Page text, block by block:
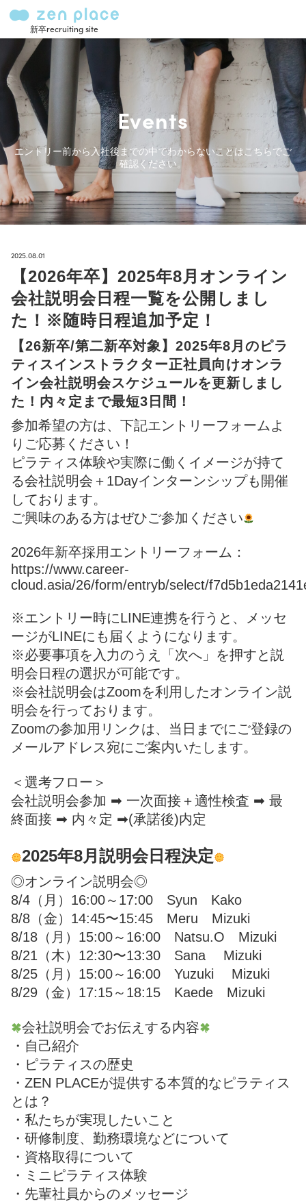
新卒recruiting site
Events
エントリー前から入社後までの中でわからないことはこちらでご
確認ください。
2025.08.01
【2026年卒】2025年8月オンライン
会社説明会日程一覧を公開しまし
た！※随時日程追加予定！
【26新卒/第二新卒対象】2025年8月のピラ
ティスインストラクター正社員向けオンラ
イン会社説明会スケジュールを更新しまし
た！内々定まで最短3日間！
参加希望の方は、下記エントリーフォームよ
りご応募ください！
ピラティス体験や実際に働くイメージが持て
る会社説明会＋1Dayインターンシップも開催
しております。
ご興味のある方はぜひご参加ください
2026年新卒採用エントリーフォーム：
https://www.career-
cloud.asia/26/form/entryb/select/
※エントリー時にLINE連携を行うと、メッセ
ージがLINEにも届くようになります。
※必要事項を入力のうえ「次へ」を押すと説
明会日程の選択が可能です。
※会社説明会はZoomを利用したオンライン説
明会を行っております。
Zoomの参加用リンクは、当日までにご登録の
メールアドレス宛にご案内いたします。
＜選考フロー＞
会社説明会参加 ➡ 一次面接＋適性検査 ➡ 最
終面接 ➡ 内々定 ➡(承諾後)内定
2025年8月説明会日程決定
◎オンライン説明会◎
8/4（月）16:00～17:00 Syun Kako
8/8（金）14:45〜15:45 Meru Mizuki
8/18（月）15:00～16:00 Natsu.O Mizuki
8/21（木）12:30〜13:30 Sana Mizuki
8/25（月）15:00～16:00 Yuzuki Mizuki
8/29（金）17:15～18:15 Kaede Mizuki
会社説明会でお伝えする内容
・自己紹介
・ピラティスの歴史
・ZEN PLACEが提供する本質的なピラティス
とは？
・私たちが実現したいこと
・研修制度、勤務環境などについて
・資格取得について
・ミニピラティス体験
・先輩社員からのメッセージ